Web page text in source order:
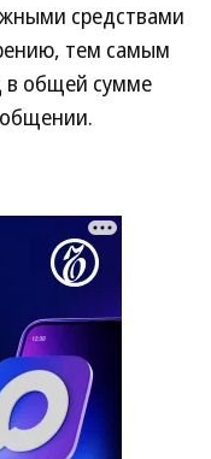
средствами
тем самым
в общей сумме